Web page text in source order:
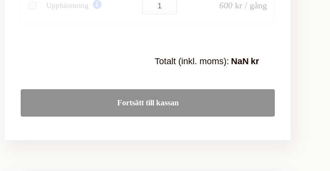
Upphämtning 600 kr / gång
Totalt (inkl. moms): NaN kr
Fortsätt till kassan